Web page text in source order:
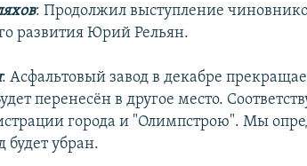
: Продолжил выступление
развития Юрий Рельян.
: Асфальтовый завод в декабре
перенесён в другое место.
города и "Олимпстрою". Мы
будет убран.